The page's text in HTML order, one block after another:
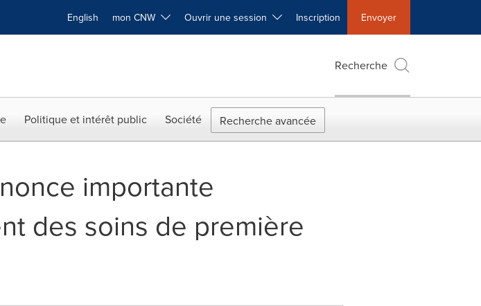
English mon CNW Ouvrir une session Inscription Envoyer
Recherche
Politique et intérêt public Société Recherche avancée
importante
des soins de première